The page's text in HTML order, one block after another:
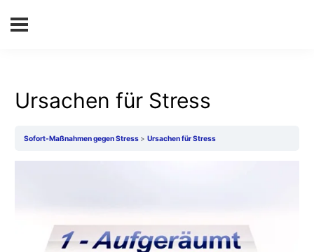
Ursachen für Stress
Sofort-Maßnahmen gegen Stress Ursachen für Stress